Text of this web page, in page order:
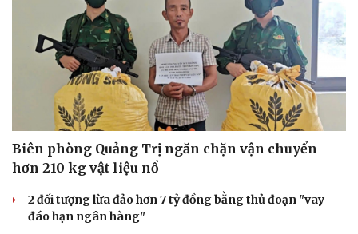
Tư vấn
Săn Tour
Podcast
Câu chuyện thời sự
Biên phòng Quảng Trị ngăn chặn vận chuyển
hơn 210 kg vật liệu nổ
2 đối tượng lừa đảo hơn 7 tỷ đồng bằng thủ đoạn "vay
đáo hạn ngân hàng"